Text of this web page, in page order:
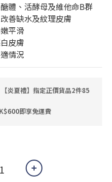
體、活酵母及維他命B群
善缺水及紋理皮膚
平滑
皮膚
情況
炎夏禮】指定正價貨品2件85
即享免運費